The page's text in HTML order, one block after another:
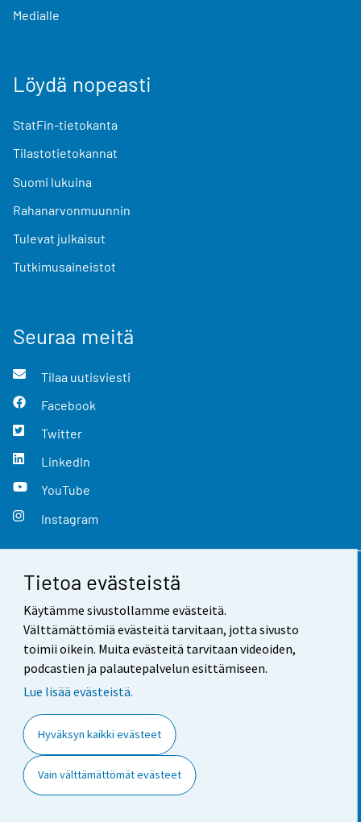
Tietoa evästeistä
Käytämme sivustollamme evästeitä.
Välttämättömiä evästeitä tarvitaan, jotta sivusto
toimii oikein. Muita evästeitä tarvitaan videoiden,
podcastien ja palautepalvelun esittämiseen.
Lue lisää evästeistä.
Hyväksyn kaikki evästeet
Vain välttämättömät evästeet
Medialle
Löydä nopeasti
StatFin-tietokanta
Tilastotietokannat
Suomi lukuina
Rahanarvonmuunnin
Tulevat julkaisut
Tutkimusaineistot
Seuraa meitä
Tilaa uutisviesti
Facebook
Twitter
LinkedIn
YouTube
Instagram
Yhteystiedot
Palaute
Käyttöehdot
Saavutettavuus
Tietoa sivustosta
Evästeasetukset